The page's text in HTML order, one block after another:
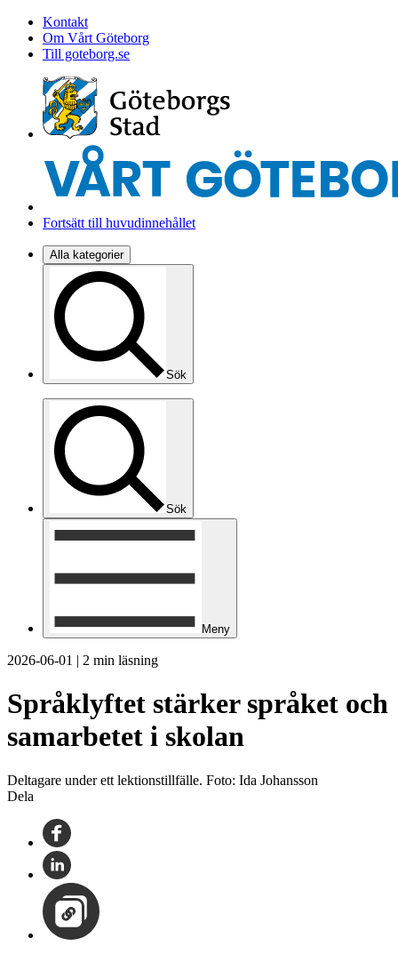
Kontakt
Om Vårt Göteborg
Till goteborg.se
Fortsätt till huvudinnehållet
Alla kategorier
Sök
Sök
Meny
2026-06-01 | 2 min läsning
Språklyftet stärker språket och
samarbetet i skolan
Deltagare under ett lektionstillfälle. Foto: Ida Johansson
Dela